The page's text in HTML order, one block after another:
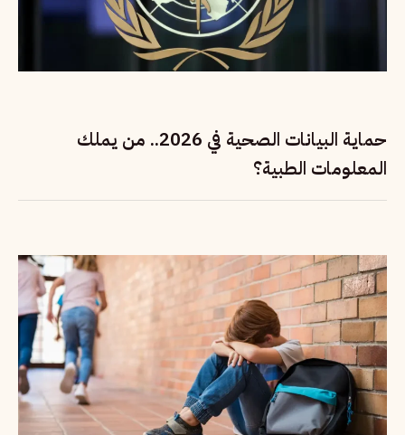
حماية البيانات الصحية في 2026.. من يملك
المعلومات الطبية؟